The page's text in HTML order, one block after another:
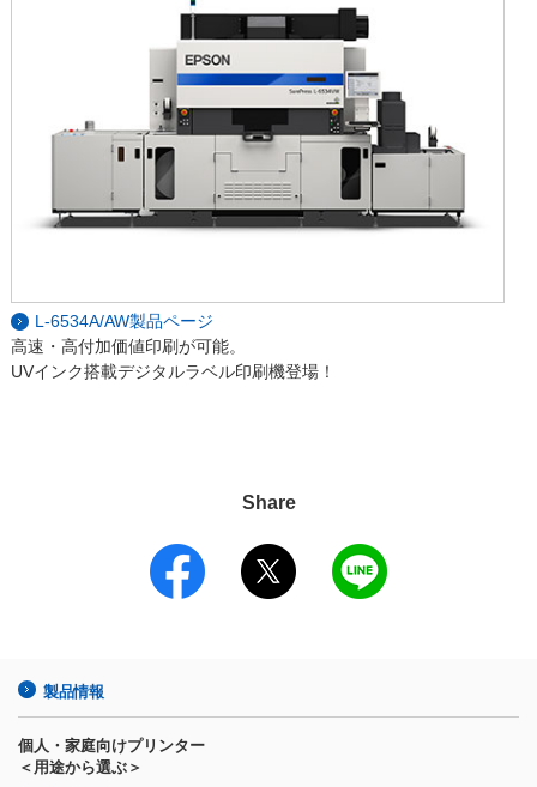
L-6534A/AW製品ページ
高速・高付加価値印刷が可能。
UVインク搭載デジタルラベル印刷機登場！
Share
製品情報
個人・家庭向けプリンター
＜用途から選ぶ＞